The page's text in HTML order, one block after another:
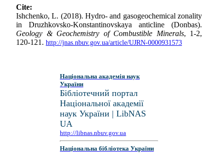
Cite:
Ishchenko, L. (2018). Hydro- and gasogeochemical zonality
in Druzhkovsko-Konstantinovskaya anticline (Donbas).
Geology & Geochemistry of Combustible Minerals, 1-2,
120-121. http://jnas.nbuv.gov.ua/article/UJRN-0000931573
Національна академія наук
України
Бібліотечний портал
Національної академії
наук України | LibNAS
UA
http://libnas.nbuv.gov.ua
Національна бібліотека України